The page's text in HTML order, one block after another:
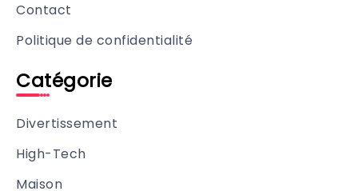
Contact
Politique de confidentialité
Catégorie
Divertissement
High-Tech
Maison